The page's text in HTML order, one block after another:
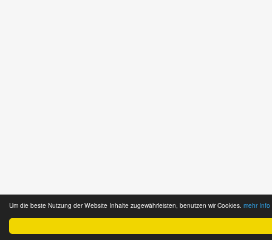
Um die beste Nutzung der Website Inhalte zugewährleisten, benutzen wir Cookies. mehr Info